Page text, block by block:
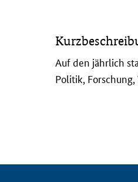
u
f
d
r
Auf den jährlich
Politik,